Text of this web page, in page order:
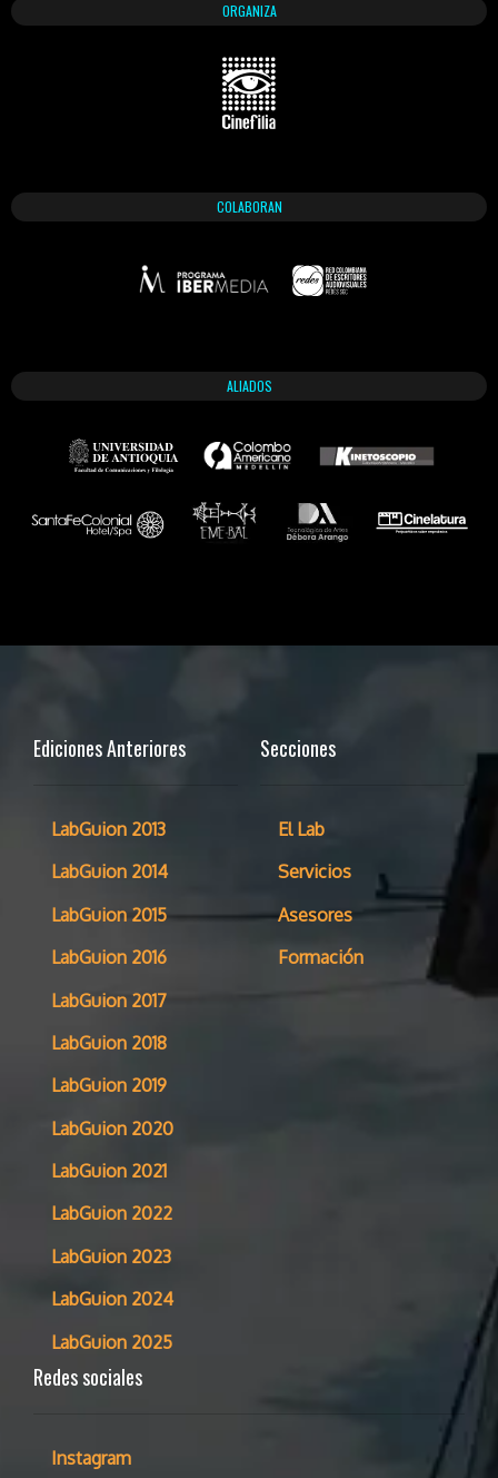
ORGANIZA
COLABORAN
ALIADOS
Ediciones Anteriores
LabGuion 2013
LabGuion 2014
LabGuion 2015
LabGuion 2016
LabGuion 2017
LabGuion 2018
LabGuion 2019
LabGuion 2020
LabGuion 2021
LabGuion 2022
LabGuion 2023
LabGuion 2024
LabGuion 2025
Secciones
El Lab
Servicios
Asesores
Formación
Redes sociales
Instagram